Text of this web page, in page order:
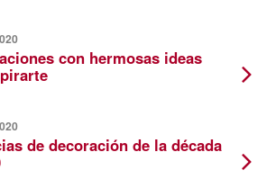
con hermosas ideas
de decoración de la década